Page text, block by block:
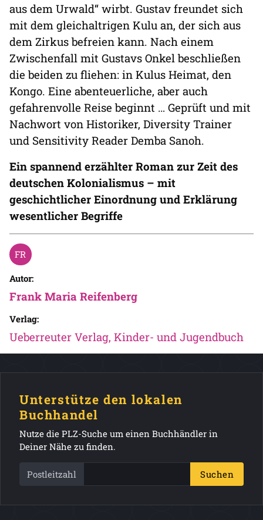
aus dem Urwald“ wirbt. Gustav freundet sich
mit dem gleichaltrigen Kulu an, der sich aus
dem Zirkus befreien kann. Nach einem
Zwischenfall mit Gustavs Onkel beschließen
die beiden zu fliehen: in Kulus Heimat, den
Kongo. Eine abenteuerliche, aber auch
gefahrenvolle Reise beginnt … Geprüft und mit
Nachwort von Historiker, Diversity Trainer
und Sensitivity Reader Demba Sanoh.
Ein spannend erzählter Roman zur Zeit des
deutschen Kolonialismus – mit
geschichtlicher Einordnung und Erklärung
wesentlicher Begriffe
Autor:
Frank Maria Reifenberg
Verlag:
Ueberreuter Verlag, Kinder- und Jugendbuch
Unterstütze den lokalen
Buchhandel
Nutze die PLZ-Suche um einen Buchhändler in
Deiner Nähe zu finden.
Postleitzahl Suchen